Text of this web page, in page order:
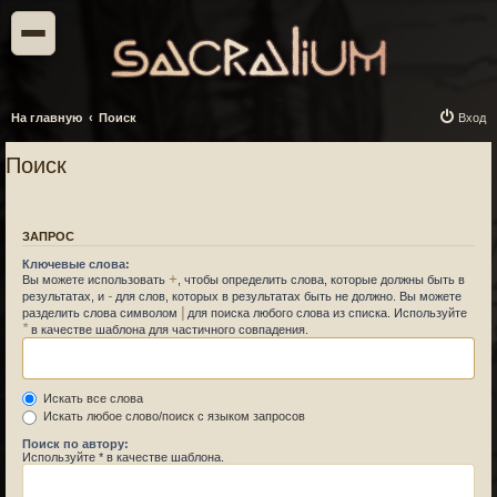
На главную Поиск Вход
Поиск
ЗАПРОС
Ключевые слова:
Вы можете использовать + , чтобы определить слова, которые должны быть в
результатах, и - для слов, которых в результатах быть не должно. Вы можете
разделить слова символом | для поиска любого слова из списка. Используйте
*в качестве шаблона для частичного совпадения.
Искать все слова
Искать любое слово/поиск с языком запросов
Поиск по автору:
Используйте * в качестве шаблона.